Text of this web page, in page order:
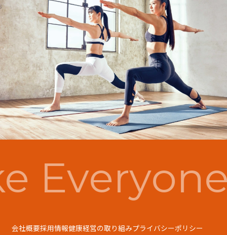
会社概要採用情報健康経営の取り組みプライバシーポリシー